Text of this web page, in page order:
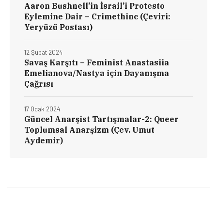
Aaron Bushnell’in İsrail’i Protesto
Eylemine Dair – Crimethinc (Çeviri:
Yeryüzü Postası)
Savaş Karşıtı – Feminist Anastasiia
Emelianova/Nastya için Dayanışma
Çağrısı
12 Şubat 2024
Güncel Anarşist Tartışmalar-2: Queer
Toplumsal Anarşizm (Çev. Umut
Aydemir)
17 Ocak 2024